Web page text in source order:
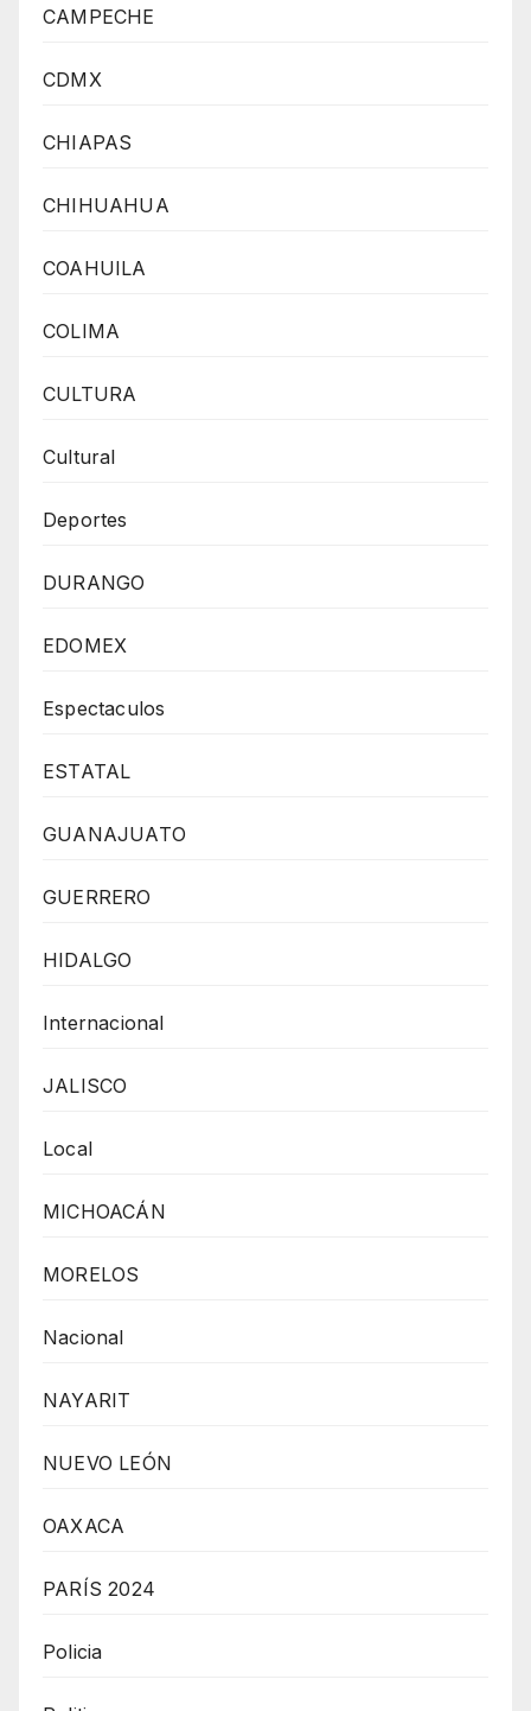
CAMPECHE
CDMX
CHIAPAS
CHIHUAHUA
COAHUILA
COLIMA
CULTURA
Cultural
Deportes
DURANGO
EDOMEX
Espectaculos
ESTATAL
GUANAJUATO
GUERRERO
HIDALGO
Internacional
JALISCO
Local
MICHOACÁN
MORELOS
Nacional
NAYARIT
NUEVO LEÓN
OAXACA
PARÍS 2024
Policia